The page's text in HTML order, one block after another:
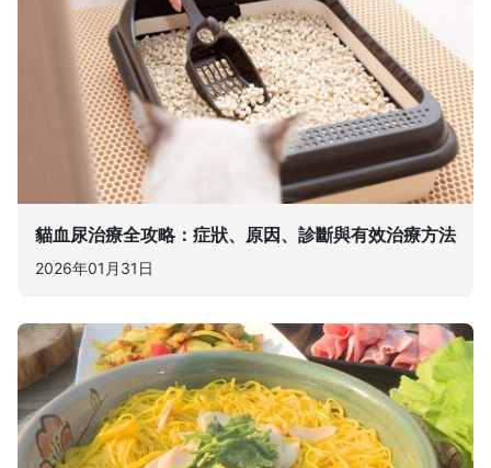
貓血尿治療全攻略：症狀、原因、診斷與有效治療方法
2026年01月31日